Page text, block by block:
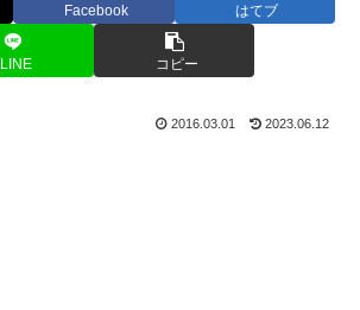
Facebook はてブ
LINE コピー
2016.03.01 2023.06.12